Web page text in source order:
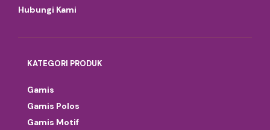
Hubungi Kami
KATEGORI PRODUK
Gamis
Gamis Polos
Gamis Motif